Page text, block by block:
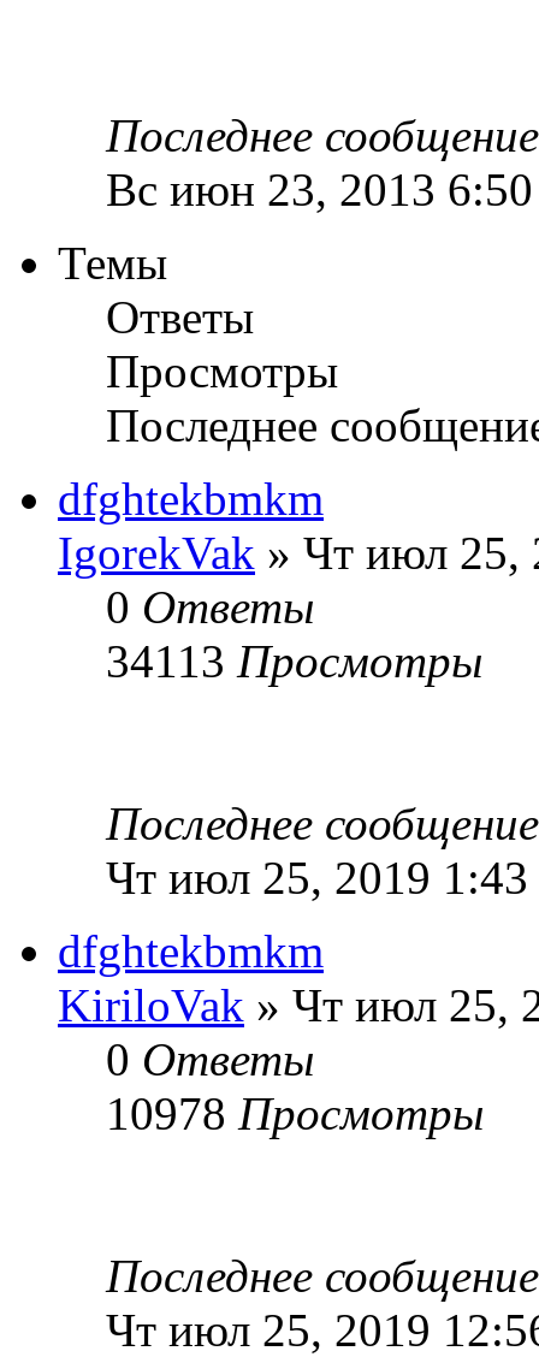
Последнее
Вс июн 23, 2013
Темы
Ответы
Просмотры
Последнее
dfghtekbmkm
IgorekVak » Чт июл 25,
0 Ответы
34113 Просмотры
Последнее
Чт июл 25, 2019 1:43
dfghtekbmkm
KiriloVak » Чт июл 25,
0 Ответы
10978 Просмотры
Последнее
Чт июл 25, 2019